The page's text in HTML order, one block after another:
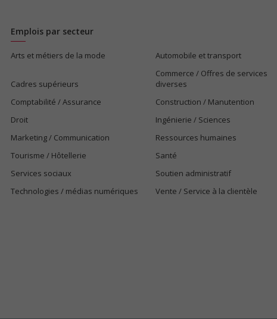
Emplois par secteur
Arts et métiers de la mode Automobile et transport
Cadres supérieurs
Commerce / Offres de services
diverses
Comptabilité / Assurance
Construction / Manutention
Droit
Ingénierie / Sciences
Marketing / Communication
Ressources humaines
Tourisme / Hôtellerie
Santé
Services sociaux
Soutien administratif
Technologies / médias numériques
Vente / Service à la clientèle